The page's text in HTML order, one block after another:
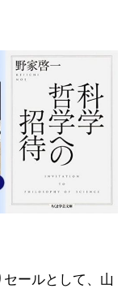
ールとして、山